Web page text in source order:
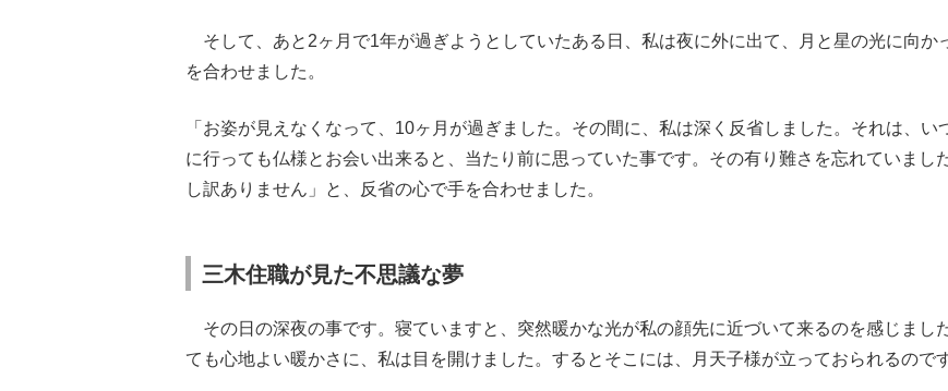
そして、あと2ヶ月で1年が過ぎようとしていたある日、私は夜に外に出て、月と星の光に向か
を合わせました。
「お姿が見えなくなって、10ヶ月が過ぎました。その間に、私は深く反省しました。それは、い
に行っても仏様とお会い出来ると、当たり前に思っていた事です。その有り難さを忘れていまし
し訳ありません」と、反省の心で手を合わせました。
三木住職が見た不思議な夢
その日の深夜の事です。寝ていますと、突然暖かな光が私の顔先に近づいて来るのを感じまし
ても心地よい暖かさに、私は目を開けました。するとそこには、月天子様が立っておられるのです